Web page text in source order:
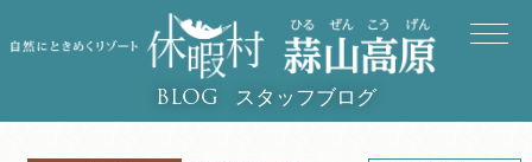
BLOG スタッフブログ